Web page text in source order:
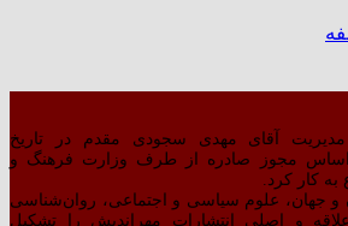
مدیریت آقای مهدی سجودی مقدم در تاریخ
سال ۱۳۷۷ بر اساس مجوز صادره از طرف وزارت فرهنگ و
کار کرد.
و جهان، علوم سیاسی و اجتماعی، روان‌شناسی
و اصلیِ انتشارات مهراندیش را تشکیل